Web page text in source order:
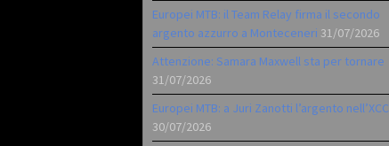
Europei MTB: il Team Relay firma il secondo
argento azzurro a Monteceneri 31/07/2026
Attenzione: Samara Maxwell sta per tornare
31/07/2026
Europei MTB: a Juri Zanotti l’argento nell’XCC
30/07/2026